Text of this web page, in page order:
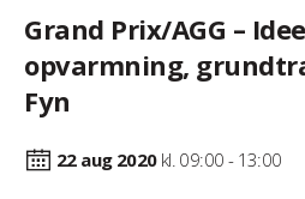
Grand Prix/AGG –
opvarmning,
Fyn
22 aug 2020kl. 09:00 - 13:00